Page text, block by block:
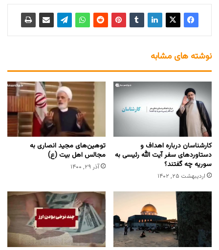
نوشته های مشابه
کارشناسان درباره اهداف و
دستاوردهای سفر آیت الله رئیسی به
سوریه چه گفتند؟
اردیبهشت ۲۵, ۱۴۰۲
توهین‌های مجید انصاری به
مجالس اهل بیت (ع)
آذر ۲۹, ۱۴۰۰